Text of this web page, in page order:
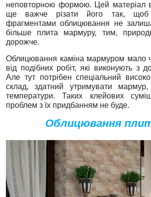
неповторною формою. Цей матеріал
ще важче різати його так,
фрагментами облицювання не
більше плита мармуру, тим,
дорожче.
Облицювання каміна мармуром мало
від подібних робіт, які виконують з
Але тут потрібен спеціальний
склад, здатний утримувати
температури. Таких клейових
проблем з їх придбанням не буде.
Облицювання